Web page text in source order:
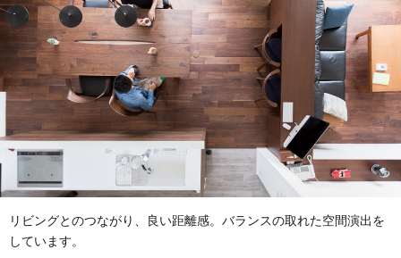
リビングとのつながり、良い距離感。バランスの取れた空間演出を
しています。